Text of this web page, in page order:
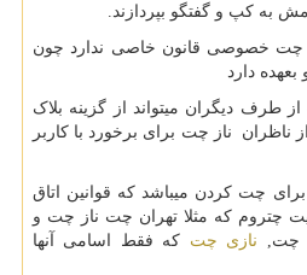
به کپ و گفتگو بپردازند.
خصوصی قانون خاصی ندارد چون
دارد
طرف دیگران میتواند از گزینه بلاک
ناظران ناز چت برای برخورد با کاربر
چت کردن میباشد که قوانین اتاق
چتروم که مثلا تهران چت ناز چت و
چت
نازی چت که فقط اسامی آنها